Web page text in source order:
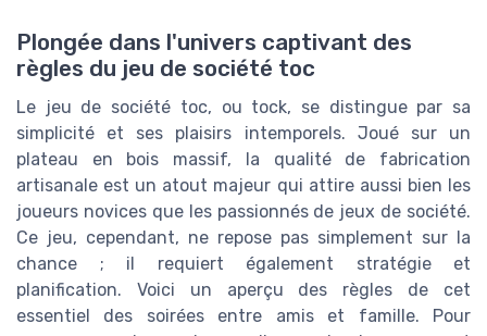
Plongée dans l'univers captivant des
règles du jeu de société toc
Le jeu de société toc, ou tock, se distingue par sa
simplicité et ses plaisirs intemporels. Joué sur un
plateau en bois massif, la qualité de fabrication
artisanale est un atout majeur qui attire aussi bien les
joueurs novices que les passionnés de jeux de société.
Ce jeu, cependant, ne repose pas simplement sur la
chance ; il requiert également stratégie et
planification. Voici un aperçu des règles de cet
essentiel des soirées entre amis et famille. Pour